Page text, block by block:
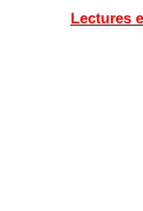
Lectures